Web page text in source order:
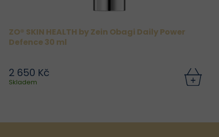
ZO® SKIN HEALTH by Zein Obagi Daily Power
Defence 30 ml
2 650 Kč
Skladem